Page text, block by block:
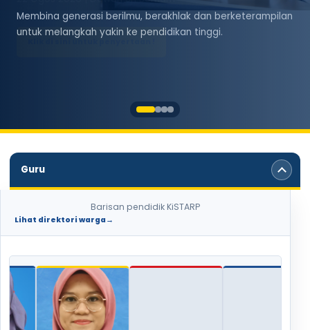
Membina generasi berilmu, berakhlak dan berketerampilan
untuk melangkah yakin ke pendidikan tinggi.
Guru
Barisan pendidik KiSTARP
Lihat direktori warga →